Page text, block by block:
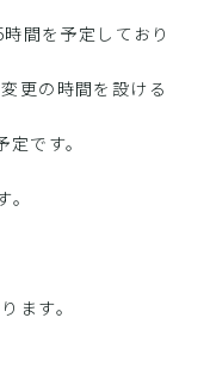
間を予定しており
更の時間を設ける
です。
ます。